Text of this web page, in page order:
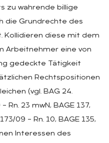
zu wahrende billige
die Grundrechte des
diese mit dem
Arbeitnehmer eine von
gedeckte Tätigkeit
Rechtspositionen
(vgl. BAG 24.
Rn. 23 mwN, BAGE 137,
09 – Rn. 10, BAGE 135,
Interessen des